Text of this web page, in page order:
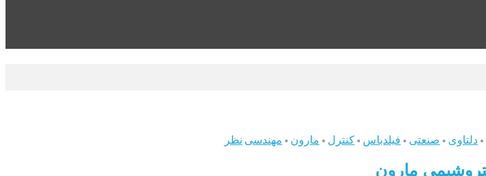
• دلتاوی • صنعتی • فیلدباس • کنترل • مارون • مهندسی نظر